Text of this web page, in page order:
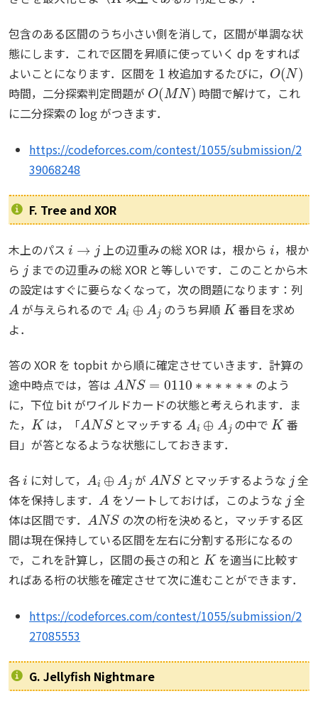
包含のある区間のうち小さい側を消して，区間が単調な状
態にします．これで区間を昇順に使っていく dp をすれば
よいことになります．区間を
1
枚追加するたびに，
O(N)
時間，二分探索判定問題が
O (MN)
時間で解けて，これ
に二分探索の
log
がつきます．
https://codeforces.com/contest/1055/submission/2
39068248
F. Tree and XOR
木上のパス 上の辺重みの総 XOR は，根から ，根か
ら
j
までの辺重みの総 XOR と等しいです．このことから木
の設定はすぐに要らなくなって，次の問題になります：列
A
が与えられるので
Ai⊕Aj
のうち昇順
K
番目を求め
よ．
答の XOR を topbit から順に確定させていきます．計算の
途中時点では，答は
ANS=0110∗ ∗ ∗∗∗∗
のよう
に，下位 bit がワイルドカードの状態と考えられます．ま
た，
K
は，「
ANS
とマッチする
Ai⊕Aj
の中で
K
番
目」が答となるような状態にしておきます．
各 に対して， が とマッチするような 全
体を保持します．
A
をソートしておけば，このような
j
全
体は区間です．
A NS
の次の桁を決めると，マッチする区
間は現在保持している区間を左右に分割する形になるの
で，これを計算し，区間の長さの和と
K
を適当に比較す
ればある桁の状態を確定させて次に進むことができます．
https://codeforces.com/contest/1055/submission/2
27085553
G. Jellyfish Nightmare